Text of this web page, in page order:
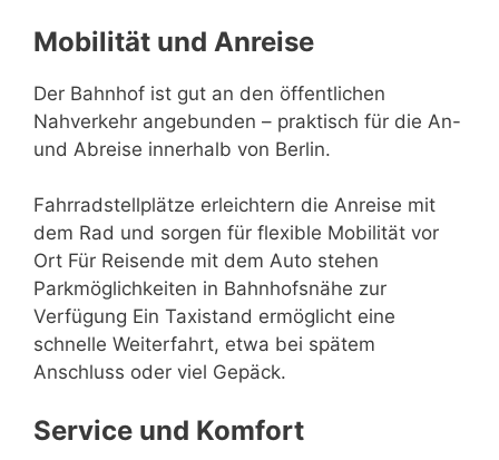
Mobilität und Anreise
Der Bahnhof ist gut an den öffentlichen
Nahverkehr angebunden – praktisch für die An-
und Abreise innerhalb von Berlin.
Fahrradstellplätze erleichtern die Anreise mit
dem Rad und sorgen für flexible Mobilität vor
Ort Für Reisende mit dem Auto stehen
Parkmöglichkeiten in Bahnhofsnähe zur
Verfügung Ein Taxistand ermöglicht eine
schnelle Weiterfahrt, etwa bei spätem
Anschluss oder viel Gepäck.
Service und Komfort